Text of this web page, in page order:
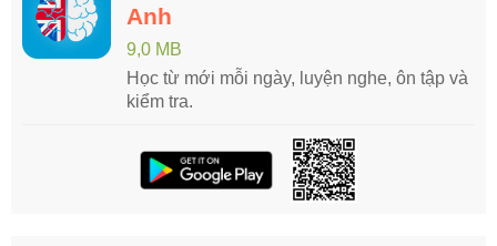
Anh
9,0 MB
Học từ mới mỗi ngày, luyện nghe, ôn tập và
kiểm tra.